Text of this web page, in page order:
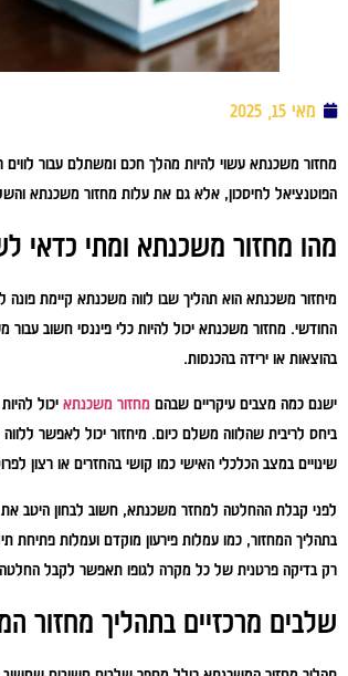
מאי 15, 2025
מחזור משכנתא עשוי להיות מהלך חכם ומשתלם עבור לווים
הפוטנציאל לחיסכון, אלא גם את עלות מחזור משכנתא
מהו מחזור משכנתא ומתי כדאי
מיחזור משכנתא הוא תהליך שבו לווה משכנתא קיימת
החודשי. מחזור משכנתא יכול להיות כלי פיננסי חשוב
בהוצאות או ירידה בהכנסות.
ישנם כמה מצבים עיקריים שבהם מחזור משכנתא יכול
ביחס לריבית שהלווה משלם כיום. מיחזור יכול לאפשר
שינויים במצב הכלכלי האישי כמו קושי בהחזרים או רצון
לפני קבלת ההחלטה למחזר משכנתא, חשוב לבחון היטב את
בתהליך המחזור, כמו עמלות פירעון מוקדם ועמלות פתיחת
רק בדיקה פרטנית של כל מקרה לגופו תאפשר לקבל
שלבים מרכזיים בתהליך מחזור